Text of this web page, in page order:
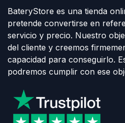
BateryStore es una tienda
pretende convertirse en
servicio y precio. Nuestro
del cliente y creemos
capacidad para conseguirlo.
podremos cumplir con ese